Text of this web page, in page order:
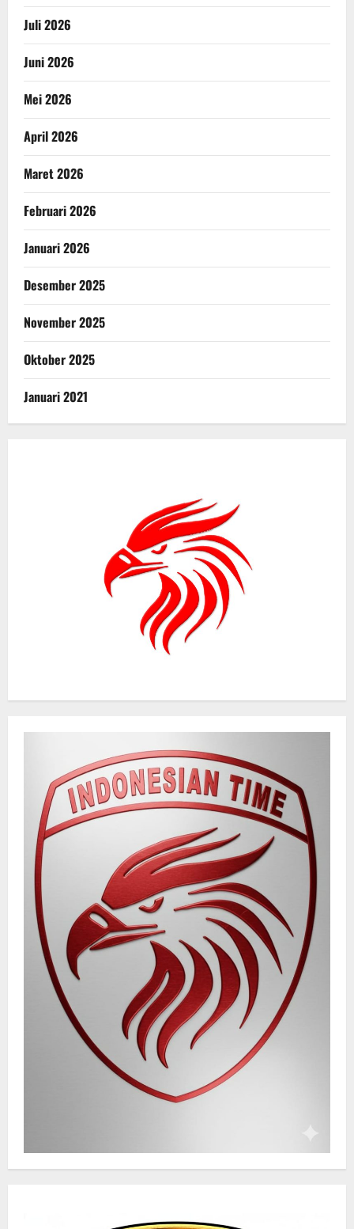
Juli 2026
Juni 2026
Mei 2026
April 2026
Maret 2026
Februari 2026
Januari 2026
Desember 2025
November 2025
Oktober 2025
Januari 2021